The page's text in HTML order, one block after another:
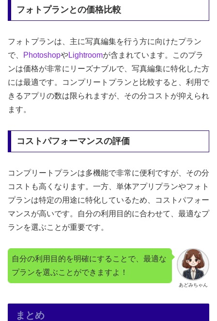
フォトプランとの価格比較
フォトプランは、主に写真編集を行う方に向けたプラン
で、
PhotoshopやLightroomが含まれています。このプラ
ンは価格が非常にリーズナブルで、写真編集に特化した方
には最適です。コンプリートプランと比較すると、利用で
きるアプリの数は限られますが、その分コストが抑えられ
ます。
コストパフォーマンスの評価
コンプリートプランは多機能で非常に便利ですが、その分
コストも高くなります。一方、単体アプリプランやフォト
プランは特定の用途に特化しているため、コストパフォー
マンスが高いです。自分の利用目的に合わせて、最適なプ
ランを選ぶことが重要です。
あどみちゃん
自分の利用目的を明確にすることで、最適な
プランを選ぶことができますよ！
まとめ